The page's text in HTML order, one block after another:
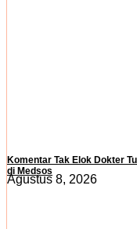
Komentar Tak Elok Dokter
di Medsos
Agustus 8, 2026